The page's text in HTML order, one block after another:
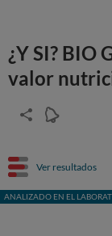
¿Y SI? BIO
valor
Ver resultados
ANALIZADO EN EL